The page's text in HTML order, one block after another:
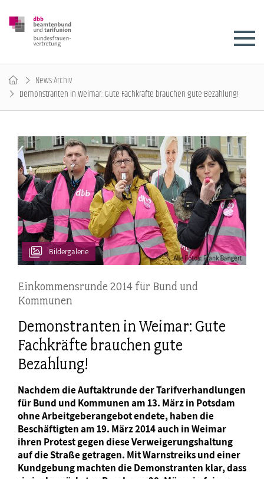
News-Archiv
Demonstranten in Weimar: Gute Fachkräfte brauchen gute Bezahlung!
Bildergalerie
Einkommensrunde 2014 für Bund und
Kommunen
Demonstranten in Weimar: Gute
Fachkräfte brauchen gute
Bezahlung!
Nachdem die Auftaktrunde der Tarifverhandlungen
für Bund und Kommunen am 13. März in Potsdam
ohne Arbeitgeberangebot endete, haben die
Beschäftigten am 19. März 2014 auch in Weimar
ihren Protest gegen diese Verweigerungshaltung
auf die Straße getragen. Mit Warnstreiks und einer
Kundgebung machten die Demonstranten klar, dass